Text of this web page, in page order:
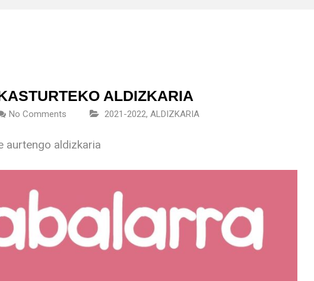
ALDIZKARIA
No Comments 2021-2022, ALDIZKARIA
aurtengo aldizkaria